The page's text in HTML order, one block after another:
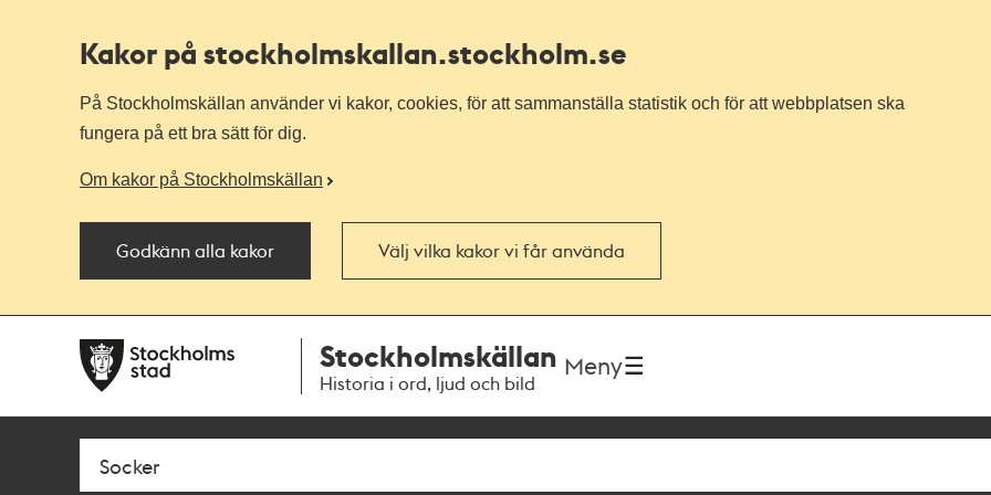
Kakor på stockholmskallan.stockholm.se
På Stockholmskällan använder vi kakor, cookies, för att sammanställa statistik och för att webbplatsen ska
fungera på ett bra sätt för dig.
Om kakor på Stockholmskällan
Godkänn alla kakor Välj vilka kakor vi får använda
navigationen
huvudinnehållet
Stockholmskällan
Historia i ord, ljud och bild
Meny
Sök